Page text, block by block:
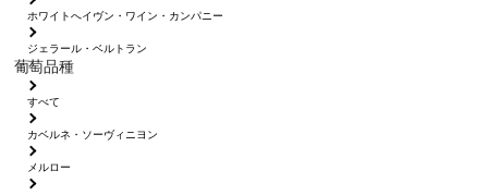
ホワイトへイヴン・ワイン・カンパニー
ジェラール・ベルトラン
葡萄品種
すべて
カベルネ・ソーヴィニヨン
メルロー